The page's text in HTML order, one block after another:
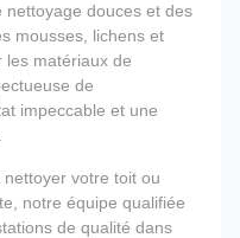
nettoyage douces et des
mousses, lichens et
les matériaux de
de
impeccable et une
votre toit ou
notre équipe qualifiée
de qualité dans